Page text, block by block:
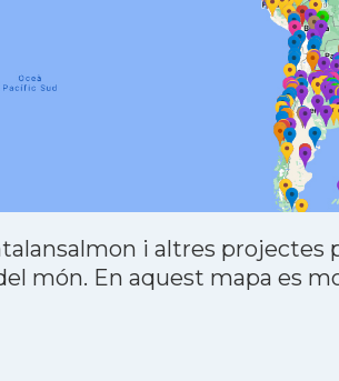
i altres projectes
món. En aquest mapa es